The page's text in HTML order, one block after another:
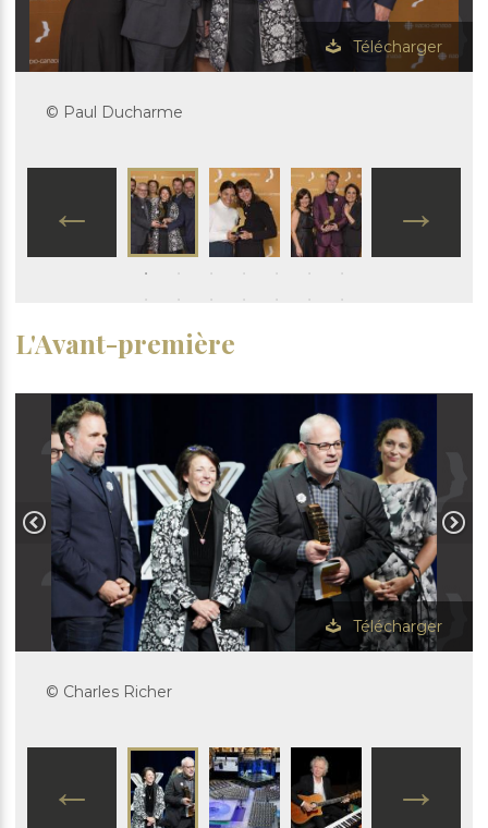
Télécharger
© Paul Ducharme
L'Avant-première
Télécharger
© Charles Richer